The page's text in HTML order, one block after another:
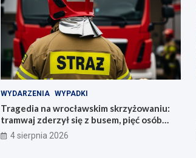
WYDARZENIA WYPADKI
Tragedia na wrocławskim skrzyżowaniu:
tramwaj zderzył się z busem, pięć osób
rannych
4 sierpnia 2026